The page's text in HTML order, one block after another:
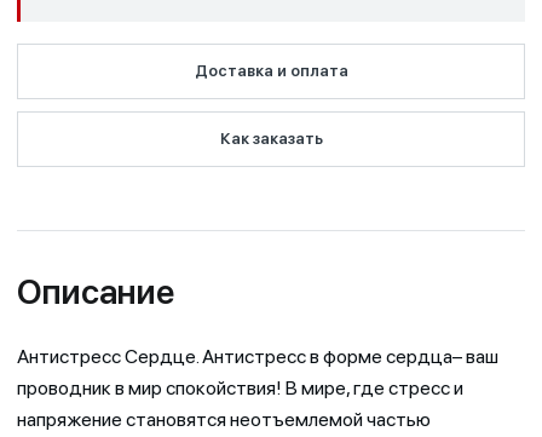
Доставка и оплата
Как заказать
Описание
Антистресс Сердце. Антистресс в форме сердца– ваш
проводник в мир спокойствия! В мире, где стресс и
напряжение становятся неотъемлемой частью